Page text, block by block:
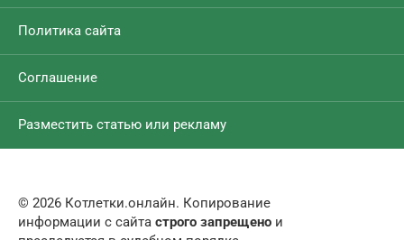
Политика сайта
Соглашение
Разместить статью или рекламу
© 2026 Котлетки.онлайн. Копирование
информации с сайта строго запрещено и